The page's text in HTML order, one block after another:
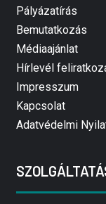
Pályázatírás
Bemutatkozás
Médiaajánlat
Hírlevél
Impresszum
Kapcsolat
Adatvédelmi